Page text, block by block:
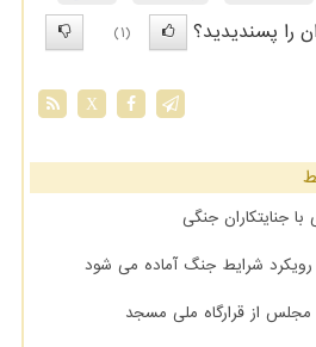
را پسندیدید؟
(1)
X
با جنایتکاران جنگی
رویکرد شرایط جنگ آماده می شود
از قرارگاه ملی مسجد